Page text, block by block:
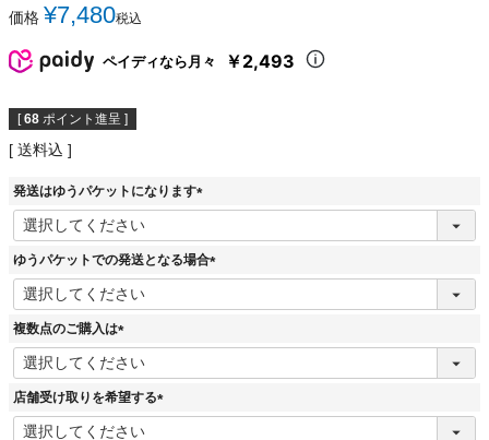
価格 ¥7,480税込
ペイディなら月々 ￥2,493
[ 68 ポイント進呈 ]
送料込
発送はゆうパケットになります
(
須
ゆうパケットでの発送となる場合
(
複数点のご購入は
(
必
須
店舗受け取りを希望する
(